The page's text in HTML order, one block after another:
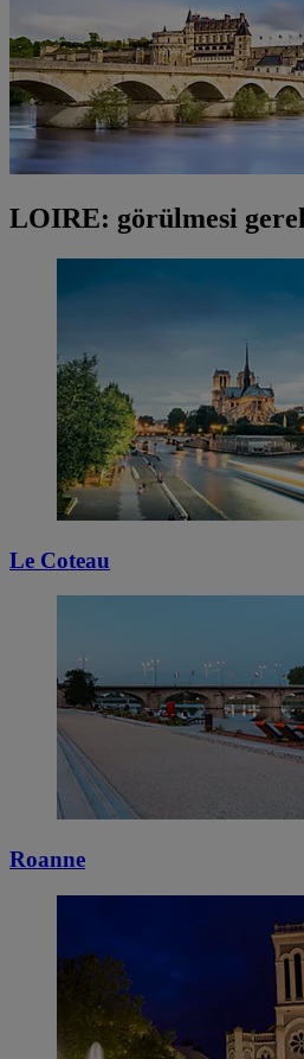
LOIRE: görülmesi
Le Coteau
Roanne